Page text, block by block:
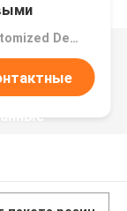
Цена：Customized Design